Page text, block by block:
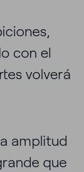
con el
volverá
amplitud
que